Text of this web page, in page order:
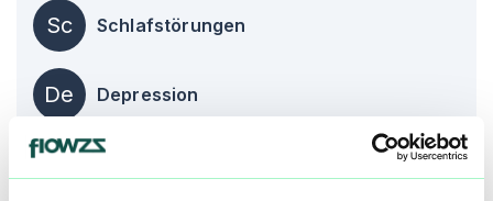
Sc Schlafstörungen
De Depression